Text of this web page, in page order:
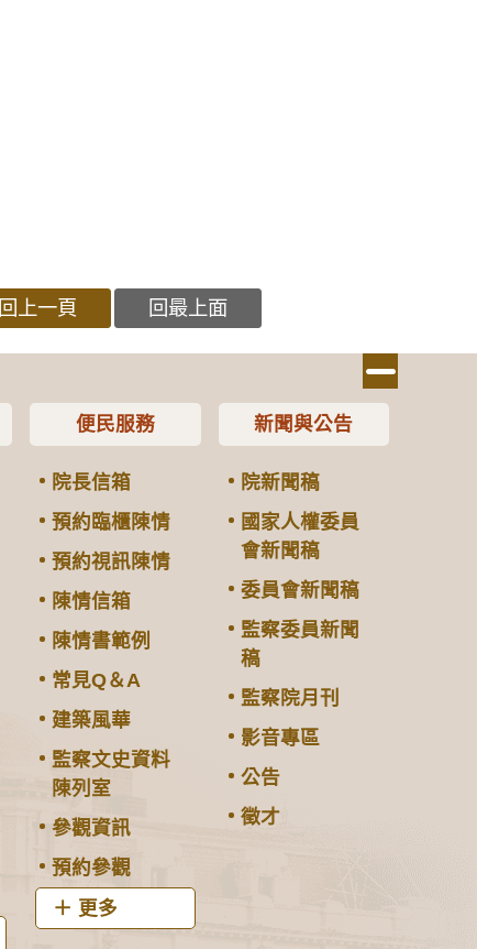
回上一頁 回最上面
便民服務
院長信箱
預約臨櫃陳情
預約視訊陳情
陳情信箱
陳情書範例
常見Q＆A
建築風華
監察文史資料
陳列室
參觀資訊
預約參觀
更多
新聞與公告
院新聞稿
國家人權委員
會新聞稿
委員會新聞稿
監察委員新聞
稿
監察院月刊
影音專區
公告
徵才